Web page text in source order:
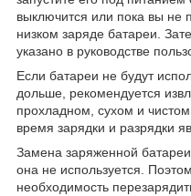
выключится или пока вы не
низком заряде батареи.
указано в руководстве
Если батареи не будут
дольше, рекомендуется
прохладном, сухом и
время зарядки и разрядки
Замена заряженной
она не используется.
необходимость